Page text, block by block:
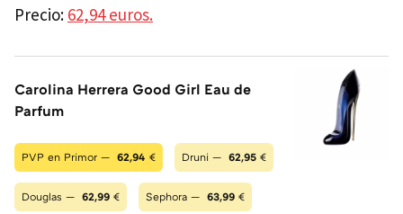
Precio: 62,94 euros.
Carolina Herrera Good Girl Eau de
Parfum
PVP en Primor — 62,94 € Druni — 62,95 €
Douglas — 62,99 € Sephora — 63,99 €